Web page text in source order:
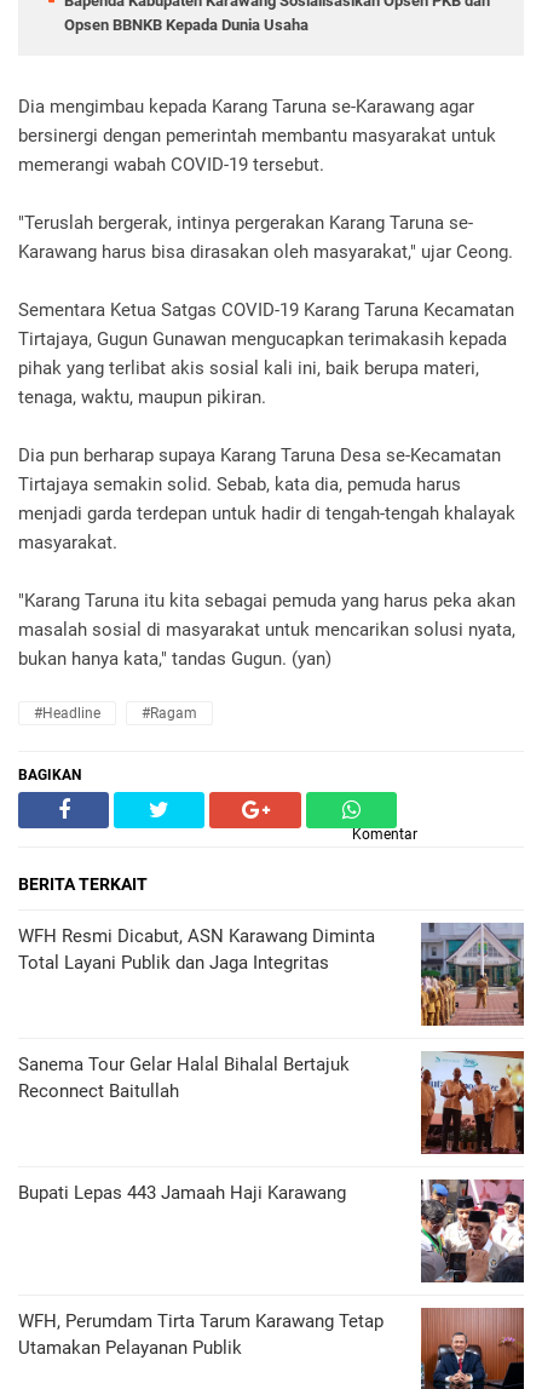
Opsen BBNKB Kepada Dunia Usaha
Dia mengimbau kepada Karang Taruna se-Karawang agar
bersinergi dengan pemerintah membantu masyarakat untuk
memerangi wabah COVID-19 tersebut.
"Teruslah bergerak, intinya pergerakan Karang Taruna se-
Karawang harus bisa dirasakan oleh masyarakat," ujar Ceong.
Sementara Ketua Satgas COVID-19 Karang Taruna Kecamatan
Tirtajaya, Gugun Gunawan mengucapkan terimakasih kepada
pihak yang terlibat akis sosial kali ini, baik berupa materi,
tenaga, waktu, maupun pikiran.
Dia pun berharap supaya Karang Taruna Desa se-Kecamatan
Tirtajaya semakin solid. Sebab, kata dia, pemuda harus
menjadi garda terdepan untuk hadir di tengah-tengah khalayak
masyarakat.
"Karang Taruna itu kita sebagai pemuda yang harus peka akan
masalah sosial di masyarakat untuk mencarikan solusi nyata,
bukan hanya kata," tandas Gugun. (yan)
#headline #ragam
BAGIKAN
Komentar
BERITA TERKAIT
WFH Resmi Dicabut, ASN Karawang Diminta
Total Layani Publik dan Jaga Integritas
Sanema Tour Gelar Halal Bihalal Bertajuk
Reconnect Baitullah
Bupati Lepas 443 Jamaah Haji Karawang
WFH, Perumdam Tirta Tarum Karawang Tetap
Utamakan Pelayanan Publik